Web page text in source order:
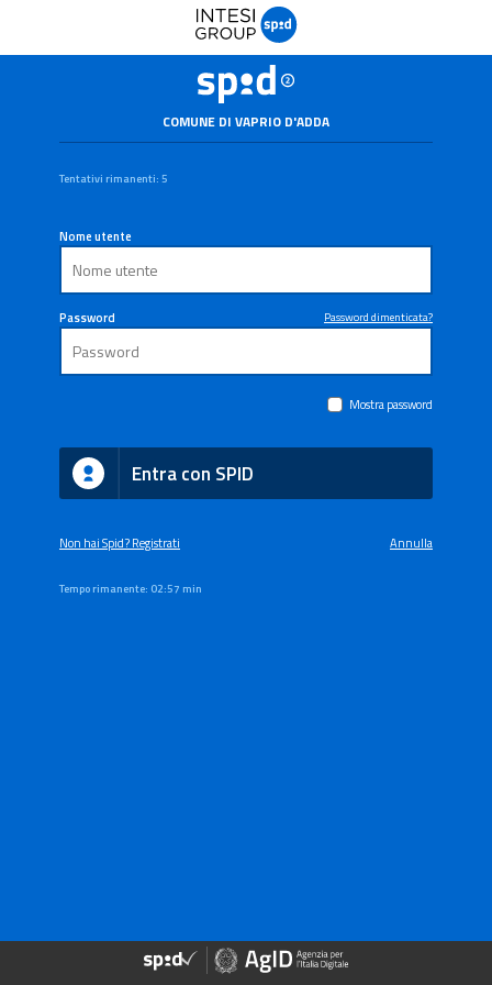
COMUNE DI VAPRIO D'ADDA
Tentativi rimanenti: 5
Nome utente
Password Password dimenticata?
Mostra password
Entra con SPID
Non hai Spid? Registrati Annulla
Tempo rimanente: 02:57 min